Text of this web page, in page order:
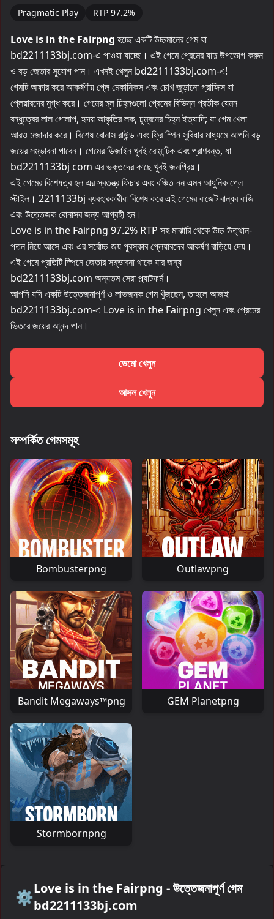
Pragmatic Play RTP 97.2%
Love is in the Fairpng হচ্ছে একটি উচ্চমানের গেম যা
bd2211133bj.com-এ পাওয়া যাচ্ছে। এই গেমে প্রেমের যাদু উপভোগ করুন
ও বড় জেতার সুযোগ পান। এখনই খেলুন bd2211133bj.com-এ!
গেমটি অফার করে আকর্ষণীয় প্লে মেকানিকস এবং চোখ জুড়ানো গ্রাফিক্স যা
প্লেয়ারদের মুগ্ধ করে। গেমের মূল চিহ্নগুলো প্রেমের বিভিন্ন প্রতীক যেমন
বন্ধুত্বের লাল গোলাপ, হৃদয় আকৃতির লক, চুম্বনের চিহ্ন ইত্যাদি; যা গেম খেলা
আরও মজাদার করে। বিশেষ বোনাস রাউন্ড এবং ফ্রি স্পিন সুবিধার মাধ্যমে আপনি বড়
জয়ের সম্ভাবনা পাবেন। গেমের ডিজাইন খুবই রোমান্টিক এবং প্রাণবন্ত, যা
bd2211133bj com এর ভক্তদের কাছে খুবই জনপ্রিয়।
এই গেমের বিশেষত্ব হল এর স্বতন্ত্র ফিচার এবং বঞ্চিত নন এমন আধুনিক প্লে
স্টাইল। 2211133bj ব্যবহারকারীরা বিশেষ করে এই গেমের বাজেট বান্ধব বাজি
এবং উত্তেজক বোনাসর জন্য আগ্রহী হন।
Love is in the Fairpng 97.2% RTP সহ মাঝারি থেকে উচ্চ উত্থান-
পতন নিয়ে আসে এবং এর সর্বোচ্চ জয় পুরস্কার প্লেয়ারদের আকর্ষণ বাড়িয়ে দেয়।
এই গেমে প্রতিটি স্পিনে জেতার সম্ভাবনা থাকে যার জন্য
bd2211133bj.com অন্যতম সেরা প্ল্যাটফর্ম।
আপনি যদি একটি উত্তেজনাপূর্ণ ও লাভজনক গেম খুঁজছেন, তাহলে আজই
bd2211133bj.com-এ Love is in the Fairpng খেলুন এবং প্রেমের
ভিতরে জয়ের আনন্দ পান।
ডেমো খেলুন
আসল খেলুন
সম্পর্কিত গেমসমূহ
Bombusterpng Outlawpng
Bandit Megaways™png GEM Planetpng
Stormbornpng
⚙️Love is in the Fairpng - উত্তেজনাপূর্ণ গেম
bd2211133bj.com